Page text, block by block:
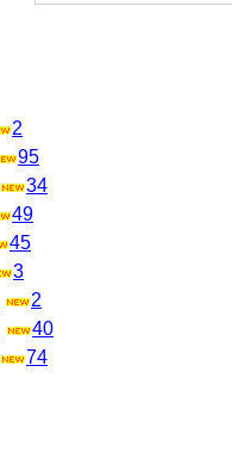
2
95
34
49
45
3
2
40
74